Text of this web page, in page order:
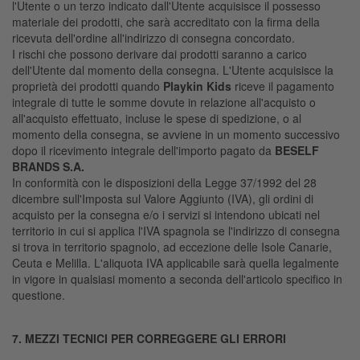
l'Utente o un terzo indicato dall'Utente acquisisce il possesso
materiale dei prodotti, che sarà accreditato con la firma della
ricevuta dell'ordine all'indirizzo di consegna concordato.
I rischi che possono derivare dai prodotti saranno a carico
dell'Utente dal momento della consegna. L'Utente acquisisce la
proprietà dei prodotti quando Playkin Kids riceve il pagamento
integrale di tutte le somme dovute in relazione all'acquisto o
all'acquisto effettuato, incluse le spese di spedizione, o al
momento della consegna, se avviene in un momento successivo
dopo il ricevimento integrale dell'importo pagato da BESELF
BRANDS S.A.
In conformità con le disposizioni della Legge 37/1992 del 28
dicembre sull'Imposta sul Valore Aggiunto (IVA), gli ordini di
acquisto per la consegna e/o i servizi si intendono ubicati nel
territorio in cui si applica l'IVA spagnola se l'indirizzo di consegna
si trova in territorio spagnolo, ad eccezione delle Isole Canarie,
Ceuta e Melilla. L'aliquota IVA applicabile sarà quella legalmente
in vigore in qualsiasi momento a seconda dell'articolo specifico in
questione.
7. MEZZI TECNICI PER CORREGGERE GLI ERRORI